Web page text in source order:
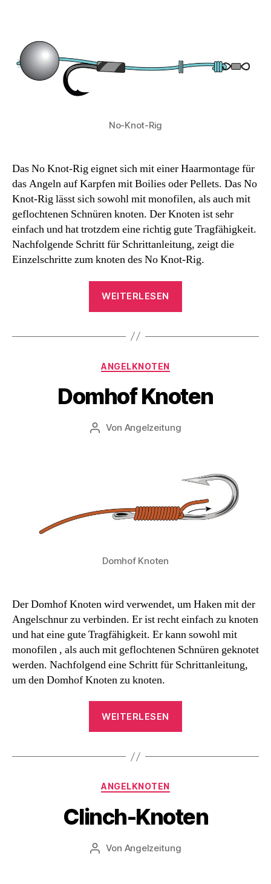
No-Knot-Rig
Das No Knot-Rig eignet sich mit einer Haarmontage für
das Angeln auf Karpfen mit Boilies oder Pellets. Das No
Knot-Rig lässt sich sowohl mit monofilen, als auch mit
geflochtenen Schnüren knoten. Der Knoten ist sehr
einfach und hat trotzdem eine richtig gute Tragfähigkeit.
Nachfolgende Schritt für Schrittanleitung, zeigt die
Einzelschritte zum knoten des No Knot-Rig.
WEITERLESEN
Kategorien
ANGELKNOTEN
Domhof Knoten
Beitragsautor
Von Angelzeitung
Domhof Knoten
Der Domhof Knoten wird verwendet, um Haken mit der
Angelschnur zu verbinden. Er ist recht einfach zu knoten
und hat eine gute Tragfähigkeit. Er kann sowohl mit
monofilen , als auch mit geflochtenen Schnüren geknotet
werden. Nachfolgend eine Schritt für Schrittanleitung,
um den Domhof Knoten zu knoten.
WEITERLESEN
Kategorien
ANGELKNOTEN
Clinch-Knoten
Beitragsautor
Von Angelzeitung